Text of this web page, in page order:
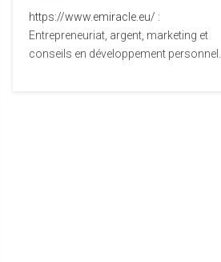
https://www.emiracle.eu/ :
Entrepreneuriat, argent, marketing et
conseils en développement personnel.